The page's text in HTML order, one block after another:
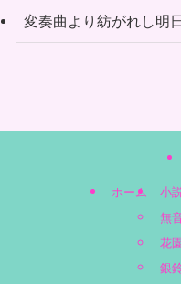
変奏曲より紡がれし
ホーム
小
無
花
銀